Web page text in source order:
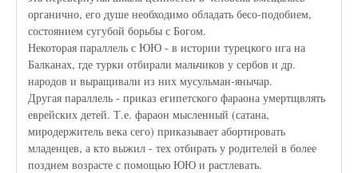
органично, его душе необходимо обладать бесо-подобием,
состоянием сугубой борьбы с Богом.
Некоторая параллель с ЮЮ - в истории турецкого ига на
Балканах, где турки отбирали мальчиков у сербов и др.
народов и выращивали из них мусульман-янычар.
Другая параллель - приказ египетского фараона умертщвлять
еврейских детей. Т.е. фараон мысленный (сатана,
миродержитель века сего) приказывает абортировать
младенцев, а кто выжил - тех отбирать у родителей в более
позднем возрасте с помощью ЮЮ и растлевать.